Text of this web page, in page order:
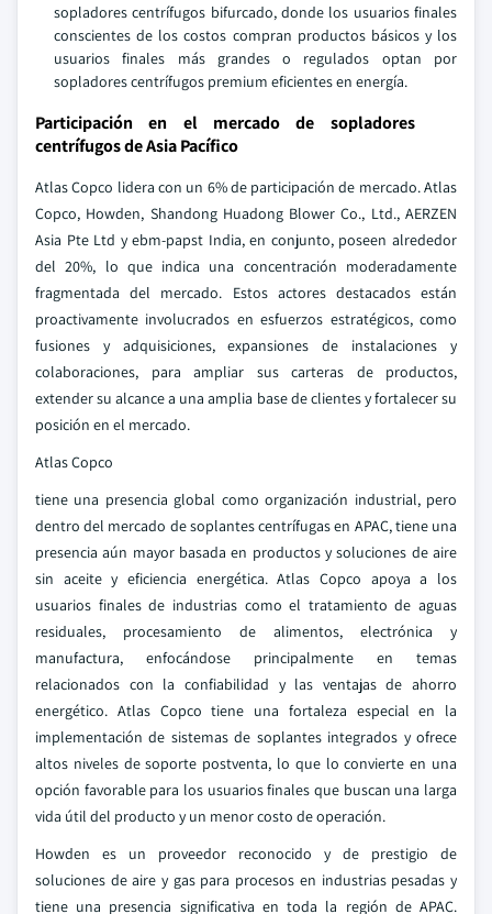
sopladores centrífugos bifurcado, donde los usuarios finales
conscientes de los costos compran productos básicos y los
usuarios finales más grandes o regulados optan por
sopladores centrífugos premium eficientes en energía.
Participación en el mercado de sopladores
centrífugos de Asia Pacífico
Atlas Copco lidera con un 6% de participación de mercado. Atlas
Copco, Howden, Shandong Huadong Blower Co., Ltd., AERZEN
Asia Pte Ltd y ebm-papst India, en conjunto, poseen alrededor
del 20%, lo que indica una concentración moderadamente
fragmentada del mercado. Estos actores destacados están
proactivamente involucrados en esfuerzos estratégicos, como
fusiones y adquisiciones, expansiones de instalaciones y
colaboraciones, para ampliar sus carteras de productos,
extender su alcance a una amplia base de clientes y fortalecer su
posición en el mercado.
Atlas Copco
tiene una presencia global como organización industrial, pero
dentro del mercado de soplantes centrífugas en APAC, tiene una
presencia aún mayor basada en productos y soluciones de aire
sin aceite y eficiencia energética. Atlas Copco apoya a los
usuarios finales de industrias como el tratamiento de aguas
residuales, procesamiento de alimentos, electrónica y
manufactura, enfocándose principalmente en temas
relacionados con la confiabilidad y las ventajas de ahorro
energético. Atlas Copco tiene una fortaleza especial en la
implementación de sistemas de soplantes integrados y ofrece
altos niveles de soporte postventa, lo que lo convierte en una
opción favorable para los usuarios finales que buscan una larga
vida útil del producto y un menor costo de operación.
Howden es un proveedor reconocido y de prestigio de
soluciones de aire y gas para procesos en industrias pesadas y
tiene una presencia significativa en toda la región de APAC.